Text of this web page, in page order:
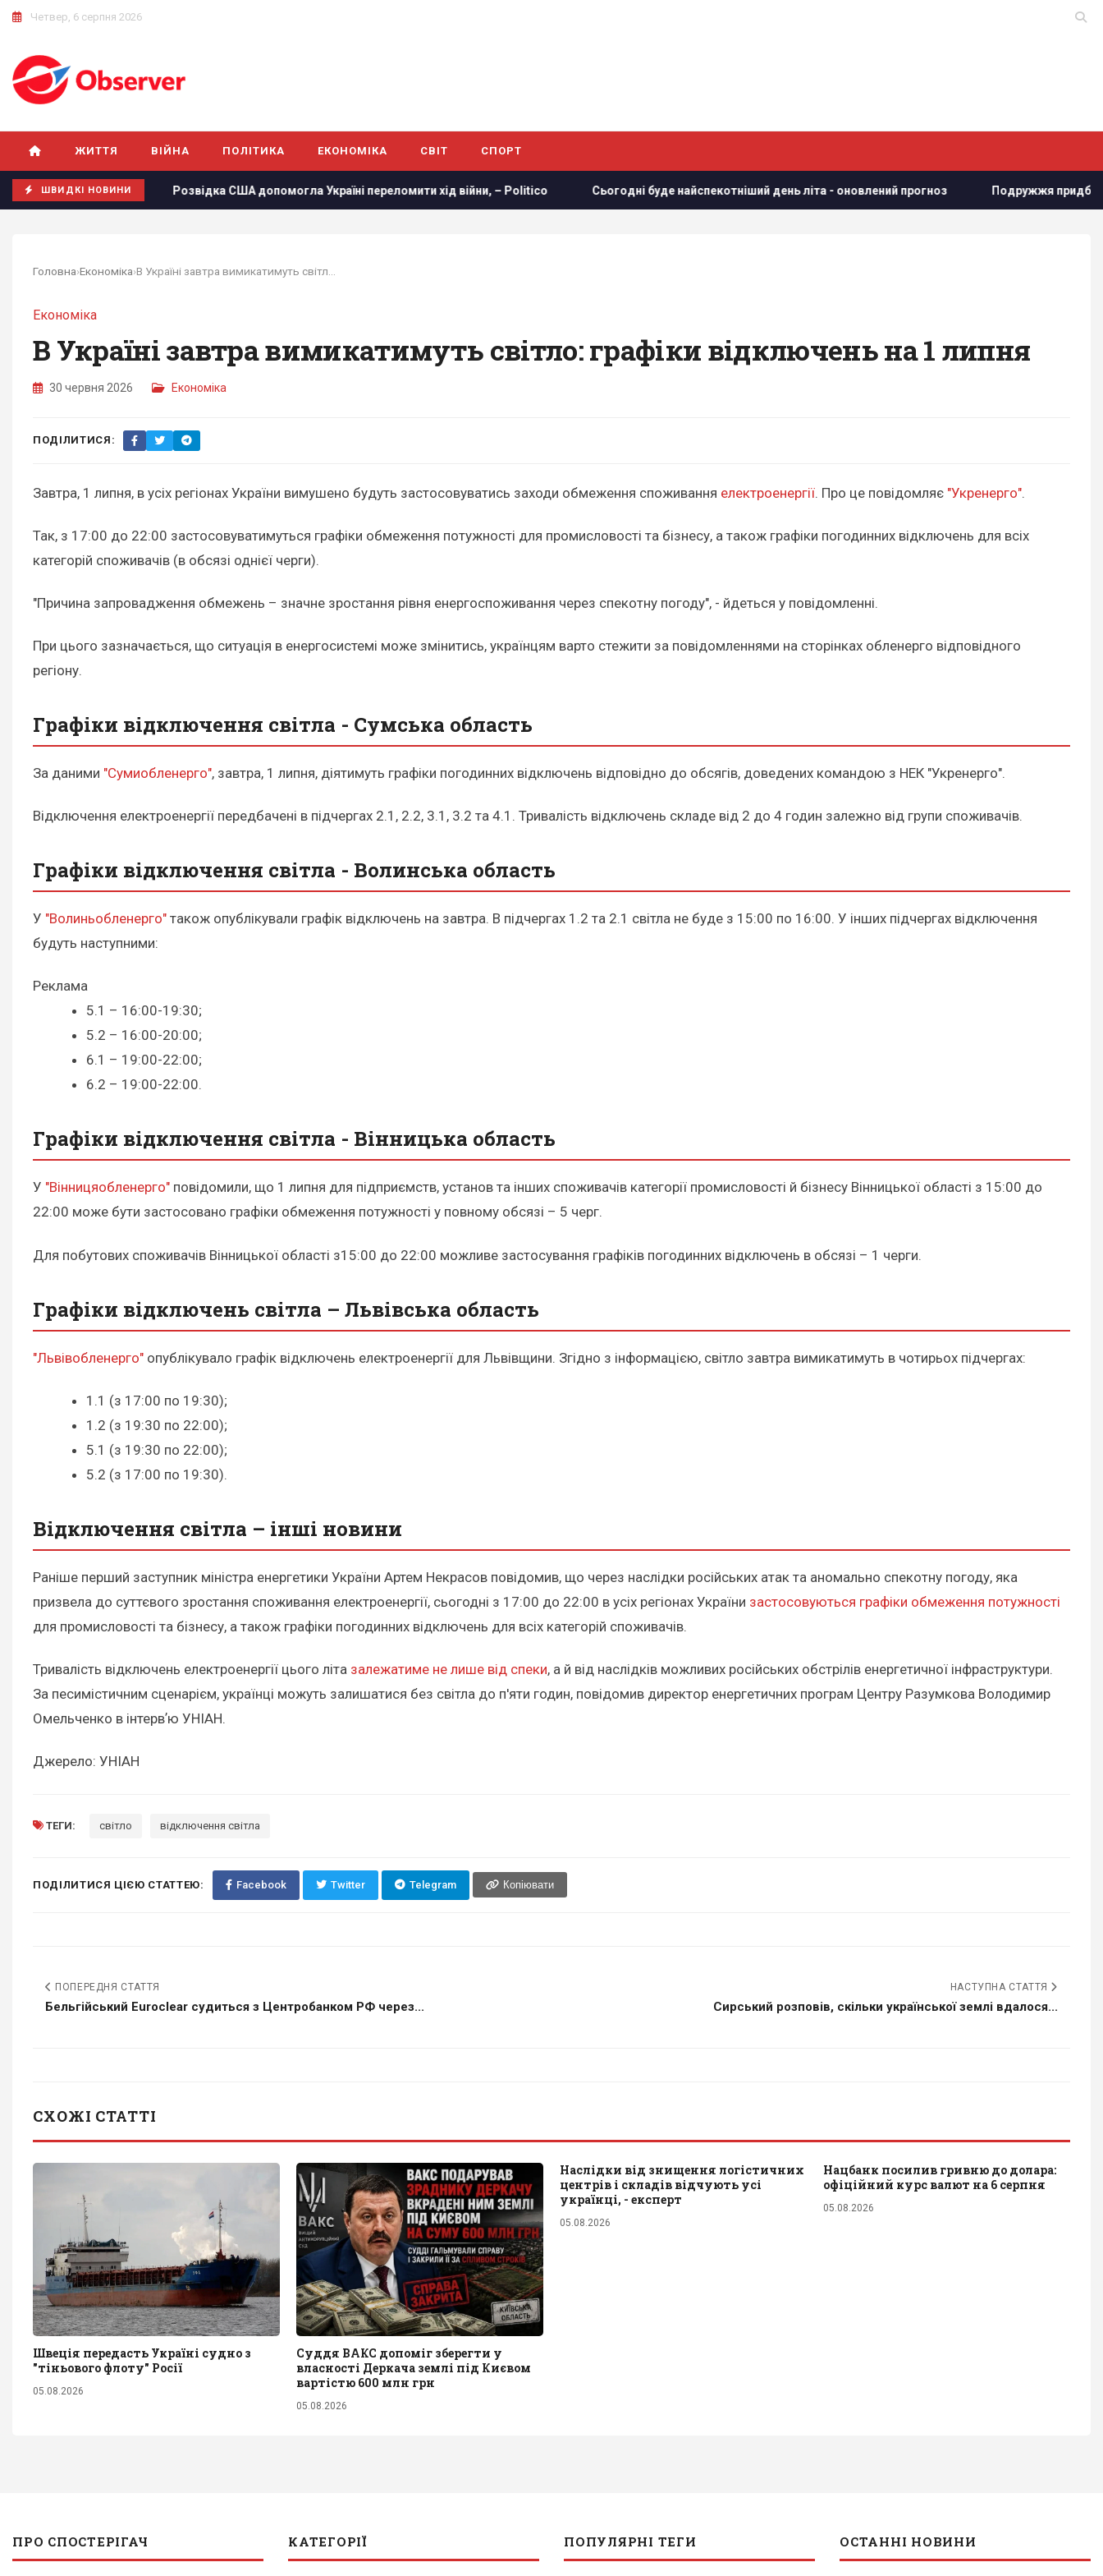
Четвер, 6 серпня 2026
ЖИТТЯ ВІЙНА ПОЛІТИКА ЕКОНОМІКА СВІТ СПОРТ
ШВИДКІ НОВИНИ
за добу Розвідка США допомогла Україні переломити хід війни, – Politico Сьогодні буде найспекотніший день літа - оновлений прогноз Подружжя придбало недорогий
Головна›Економіка›
Економіка
В Україні завтра вимикатимуть світло: графіки відключень на 1 липня
30 червня 2026 Економіка
ПОДІЛИТИСЯ:
Завтра, 1 липня, в усіх регіонах України вимушено будуть застосовуватись заходи обмеження споживання електроенергії. Про це повідомляє "Укренерго".
Так, з 17:00 до 22:00 застосовуватимуться графіки обмеження потужності для промисловості та бізнесу, а також графіки погодинних відключень для всіх
категорій споживачів (в обсязі однієї черги).
"Причина запровадження обмежень – значне зростання рівня енергоспоживання через спекотну погоду", - йдеться у повідомленні.
При цього зазначається, що ситуація в енергосистемі може змінитись, українцям варто стежити за повідомленнями на сторінках обленерго відповідного
регіону.
Графіки відключення світла - Сумська область
За даними "Сумиобленерго", завтра, 1 липня, діятимуть графіки погодинних відключень відповідно до обсягів, доведених командою з НЕК "Укренерго".
Відключення електроенергії передбачені в підчергах 2.1, 2.2, 3.1, 3.2 та 4.1. Тривалість відключень складе від 2 до 4 годин залежно від групи споживачів.
Графіки відключення світла - Волинська область
У "Волиньобленерго" також опублікували графік відключень на завтра. В підчергах 1.2 та 2.1 світла не буде з 15:00 по 16:00. У інших підчергах відключення
будуть наступними:
Реклама
5.1 – 16:00-19:30;
5.2 – 16:00-20:00;
6.1 – 19:00-22:00;
6.2 – 19:00-22:00.
Графіки відключення світла - Вінницька область
У "Вінницяобленерго" повідомили, що 1 липня для підприємств, установ та інших споживачів категорії промисловості й бізнесу Вінницької області з 15:00 до
22:00 може бути застосовано графіки обмеження потужності у повному обсязі – 5 черг.
Для побутових споживачів Вінницької області з15:00 до 22:00 можливе застосування графіків погодинних відключень в обсязі – 1 черги.
Графіки відключень світла – Львівська область
"Львівобленерго" опублікувало графік відключень електроенергії для Львівщини. Згідно з інформацією, світло завтра вимикатимуть в чотирьох підчергах:
1.1 (з 17:00 по 19:30);
1.2 (з 19:30 по 22:00);
5.1 (з 19:30 по 22:00);
5.2 (з 17:00 по 19:30).
Відключення світла – інші новини
Раніше перший заступник міністра енергетики України Артем Некрасов повідомив, що через наслідки російських атак та аномально спекотну погоду, яка
призвела до суттєвого зростання споживання електроенергії, сьогодні з 17:00 до 22:00 в усіх регіонах України застосовуються графіки обмеження потужності
для промисловості та бізнесу, а також графіки погодинних відключень для всіх категорій споживачів.
Тривалість відключень електроенергії цього літа залежатиме не лише від спеки, а й від наслідків можливих російських обстрілів енергетичної інфраструктури.
За песимістичним сценарієм, українці можуть залишатися без світла до п'яти годин, повідомив директор енергетичних програм Центру Разумкова Володимир
Омельченко в інтервʼю УНІАН.
Джерело: УНІАН
ТЕГИ: світло відключення світла
ПОДІЛИТИСЯ ЦІЄЮ СТАТТЕЮ: Facebook Twitter Telegram Копіювати
ПОПЕРЕДНЯ СТАТТЯ
Бельгійський Euroclear судиться з Центробанком РФ через...
НАСТУПНА СТАТТЯ
Сирський розповів, скільки української землі вдалося...
СХОЖІ СТАТТІ
Швеція передасть Україні судно з
"тіньового флоту" Росії
05.08.2026
Суддя ВАКС допоміг зберегти у
власності Деркача землі під Києвом
вартістю 600 млн грн
05.08.2026
Наслідки від знищення логістичних
центрів і складів відчують усі
українці, - експерт
05.08.2026
Нацбанк посилив гривню до долара:
офіційний курс валют на 6 серпня
05.08.2026
ПРО СПОСТЕРІГАЧ КАТЕГОРІЇ ПОПУЛЯРНІ ТЕГИ ОСТАННІ НОВИНИ